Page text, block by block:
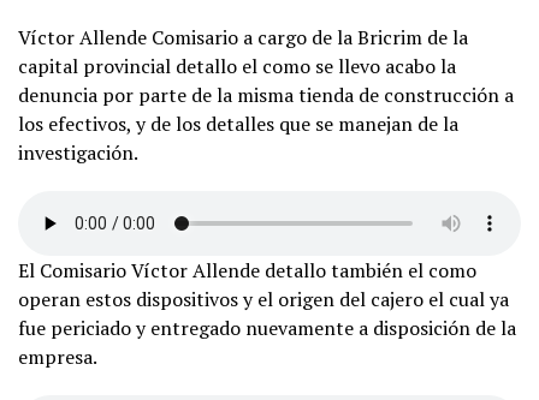
Víctor Allende Comisario a cargo de la Bricrim de la
capital provincial detallo el como se llevo acabo la
denuncia por parte de la misma tienda de construcción a
los efectivos, y de los detalles que se manejan de la
investigación.
El Comisario Víctor Allende detallo también el como
operan estos dispositivos y el origen del cajero el cual ya
fue periciado y entregado nuevamente a disposición de la
empresa.